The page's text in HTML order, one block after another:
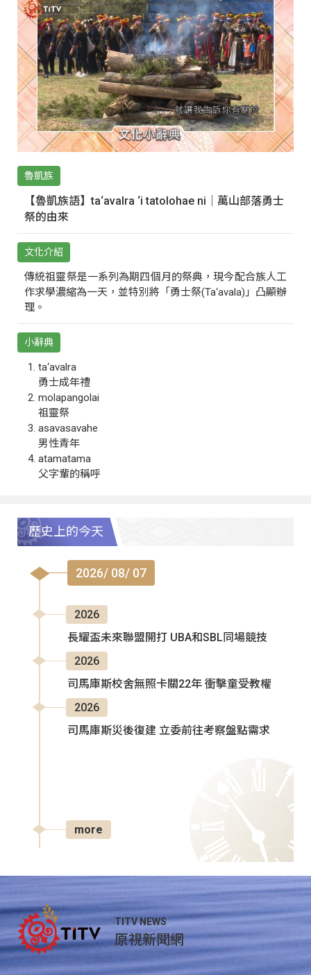
魯凱族
【魯凱族語】ta‘avalra ‘i tatolohae ni｜萬山部落勇士
祭的由來
文化介紹
傳統祖靈祭是一系列為期四個月的祭典，現今配合族人工
作求學濃縮為一天，並特別將「勇士祭(Ta‘avala)」凸顯辦
理。
小辭典
ta‘avalra
勇士成年禮
molapangolai
祖靈祭
asavasavahe
男性青年
atamatama
父字輩的稱呼
歷史上的今天
2026/ 08/ 07
2026
長耀盃未來聯盟開打 UBA和SBL同場競技
2026
司馬庫斯校舍無照卡關22年 衝擊童受教權
2026
司馬庫斯災後復建 立委前往考察盤點需求
more
TITV NEWS
原視新聞網